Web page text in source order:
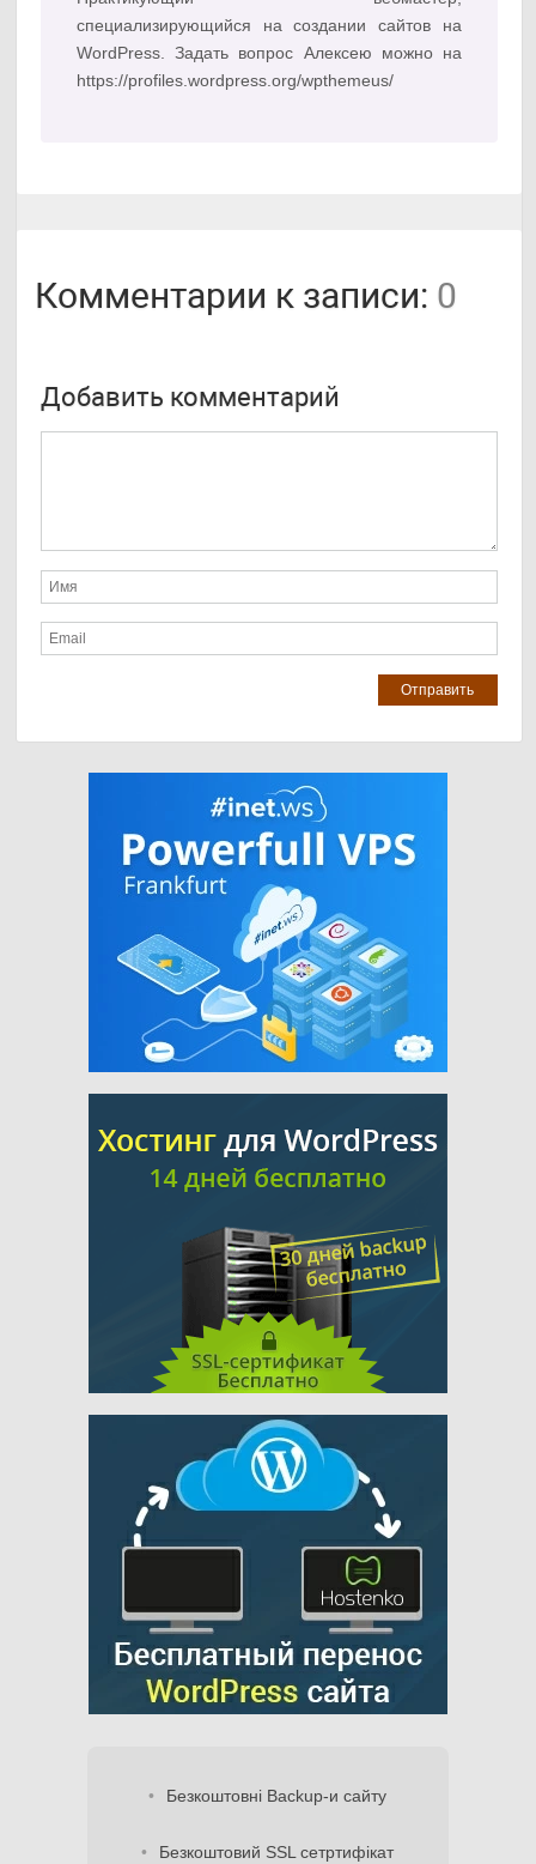
специализирующийся на создании сайтов на
WordPress. Задать вопрос Алексею можно на
https://profiles.wordpress.org/wpthemeus/
Комментарии к записи: 0
Добавить комментарий
Безкоштовні Backup-и сайту
Безкоштовий SSL сетртифікат